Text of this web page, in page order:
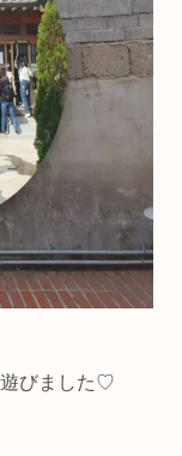
遊びました♡